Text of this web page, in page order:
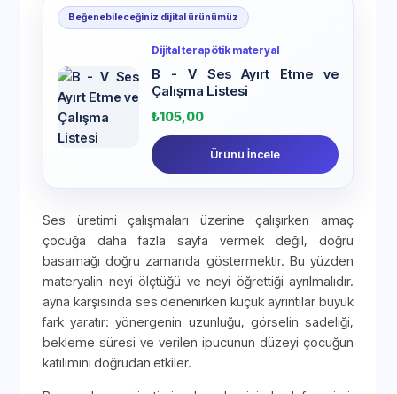
Beğenebileceğiniz dijital ürünümüz
Dijital terapötik materyal
B - V Ses Ayırt Etme ve
Çalışma Listesi
₺105,00
Ürünü İncele
Ses üretimi çalışmaları üzerine çalışırken amaç
çocuğa daha fazla sayfa vermek değil, doğru
basamağı doğru zamanda göstermektir. Bu yüzden
materyalin neyi ölçtüğü ve neyi öğrettiği ayrılmalıdır.
ayna karşısında ses denenirken küçük ayrıntılar büyük
fark yaratır: yönergenin uzunluğu, görselin sadeliği,
bekleme süresi ve verilen ipucunun düzeyi çocuğun
katılımını doğrudan etkiler.